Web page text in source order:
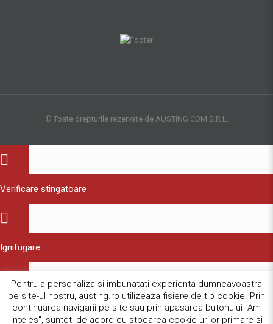
© Toate drepturile rezervate de AUSTING COM S.R.L.
Pentru a personaliza si imbunatati experienta dumneavoastra
pe site-ul nostru, austing.ro utilizeaza fisiere de tip cookie. Prin
continuarea navigarii pe site sau prin apasarea butonului "Am
inteles", sunteti de acord cu stocarea cookie-urilor primare si
Verificare stingatoare
Ignifugare
Verificare hidranti